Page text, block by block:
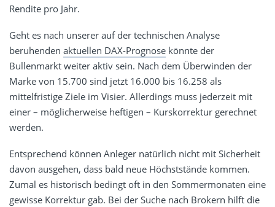
Rendite pro Jahr.
Geht es nach unserer auf der technischen Analyse
beruhenden aktuellen DAX-Prognose könnte der
Bullenmarkt weiter aktiv sein. Nach dem Überwinden der
Marke von 15.700 sind jetzt 16.000 bis 16.258 als
mittelfristige Ziele im Visier. Allerdings muss jederzeit mit
einer – möglicherweise heftigen – Kurskorrektur gerechnet
werden.
Entsprechend können Anleger natürlich nicht mit Sicherheit
davon ausgehen, dass bald neue Höchststände kommen.
Zumal es historisch bedingt oft in den Sommermonaten eine
gewisse Korrektur gab. Bei der Suche nach Brokern hilft die